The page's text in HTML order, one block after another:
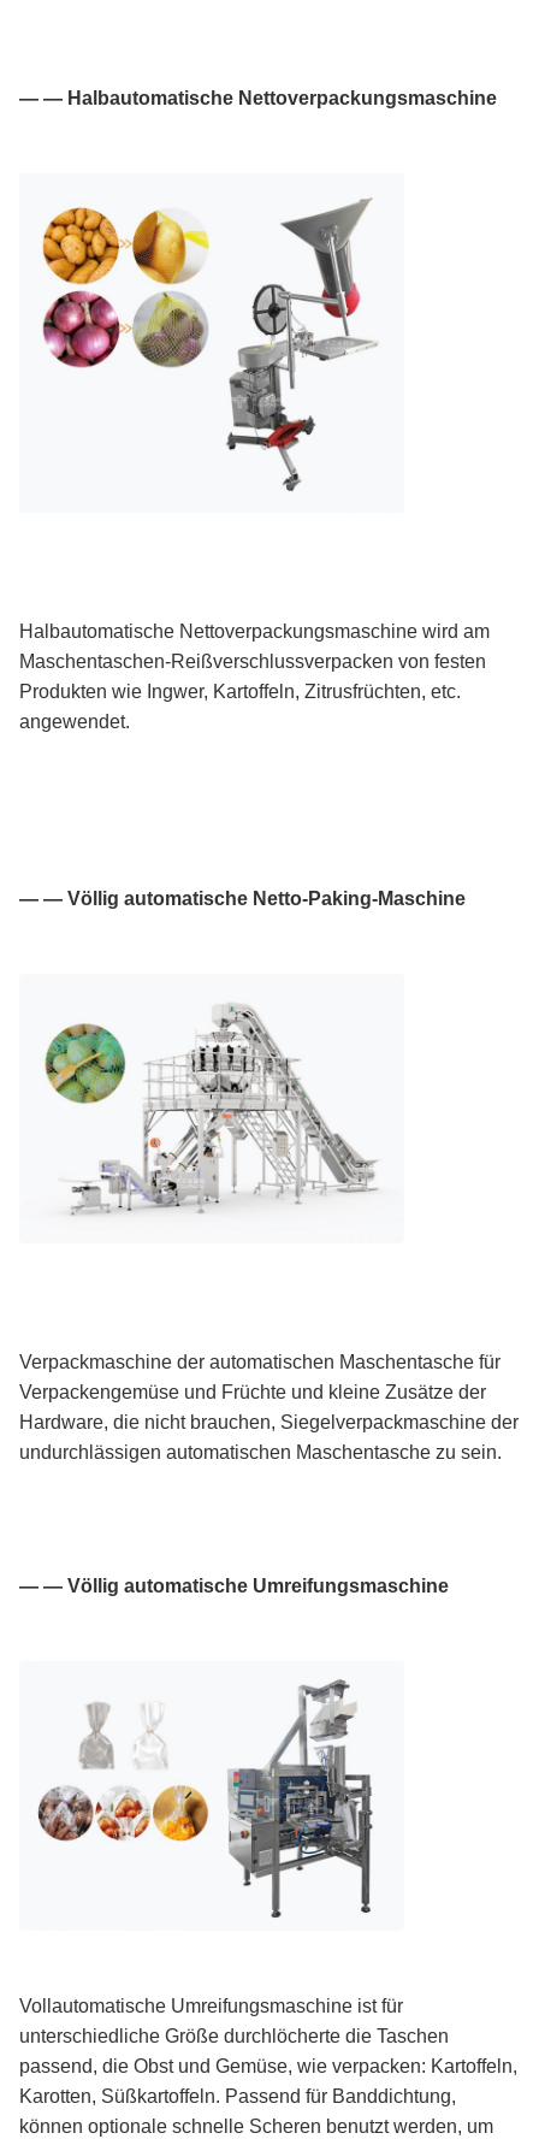
— — Halbautomatische Nettoverpackungsmaschine
Halbautomatische Nettoverpackungsmaschine wird am
Maschentaschen-Reißverschlussverpacken von festen
Produkten wie Ingwer, Kartoffeln, Zitrusfrüchten, etc.
angewendet.
— — Völlig automatische Netto-Paking-Maschine
Verpackmaschine der automatischen Maschentasche für
Verpackengemüse und Früchte und kleine Zusätze der
Hardware, die nicht brauchen, Siegelverpackmaschine der
undurchlässigen automatischen Maschentasche zu sein.
— — Völlig automatische Umreifungsmaschine
Vollautomatische Umreifungsmaschine ist für
unterschiedliche Größe durchlöcherte die Taschen
passend, die Obst und Gemüse, wie verpacken: Kartoffeln,
Karotten, Süßkartoffeln. Passend für Banddichtung,
können optionale schnelle Scheren benutzt werden, um